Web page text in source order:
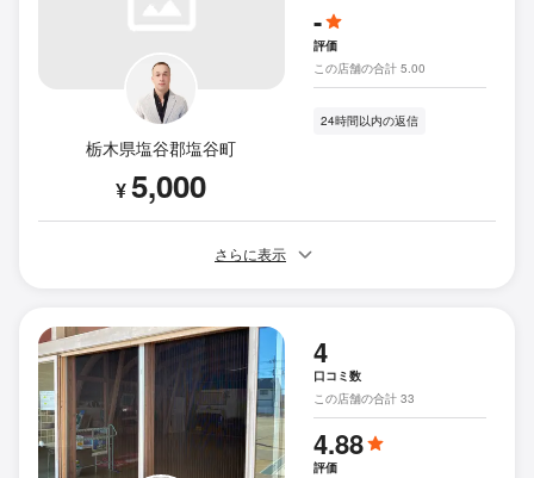
栃木県塩谷郡塩谷町
¥5,000
-
評価
この店舗の合計 5.00
24時間以内の返信
さらに表示
4
口コミ数
この店舗の合計 33
4.88
評価